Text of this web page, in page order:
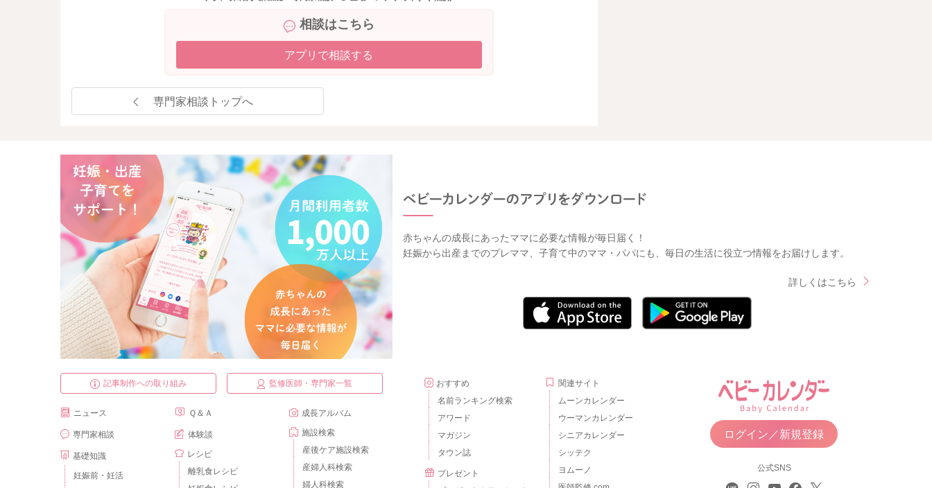
相談はこちら
アプリで相談する
専門家相談トップへ
赤ちゃんの成長にあったママに必要な情報が毎日届く！
妊娠から出産までのプレママ、子育て中のママ・パパにも、毎日の生活に役立つ情報をお届けします。
詳しくはこちら
記事制作への取り組み 監修医師・専門家一覧
ニュース
専門家相談
基礎知識
妊娠前・妊活
Ｑ＆Ａ
体験談
レシピ
離乳食レシピ
成長アルバム
施設検索
産後ケア施設検索
産婦人科検索
婦人科検索
おすすめ
名前ランキング検索
アワード
マガジン
タウン誌
プレゼント
関連サイト
ムーンカレンダー
ウーマンカレンダー
シニアカレンダー
シッテク
ヨムーノ
ログイン／新規登録
公式SNS